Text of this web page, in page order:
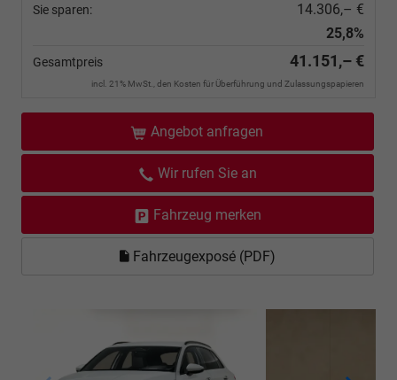
Sie sparen:
14.306,– €
25,8%
Gesamtpreis 41.151,– €
incl. 21% MwSt., den Kosten für Überführung und Zulassungspapieren
Angebot anfragen
Wir rufen Sie an
Fahrzeug merken
Fahrzeugexposé (PDF)